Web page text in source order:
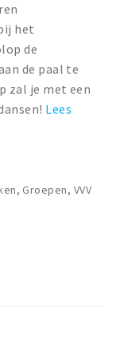
het
de
de paal te
zal je met een
Lees
Groepen, VVV